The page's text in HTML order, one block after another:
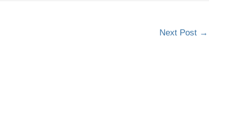
Next Post →